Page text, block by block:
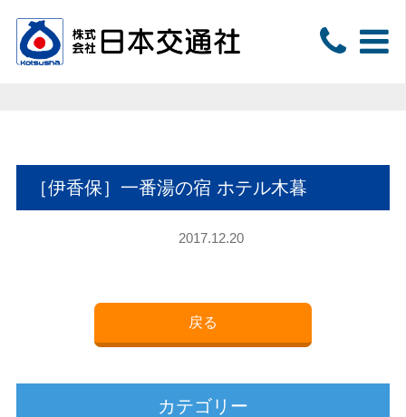
［伊香保］一番湯の宿 ホテル木暮
2017.12.20
戻る
カテゴリー